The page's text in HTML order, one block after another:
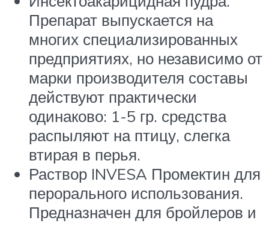
Препарат выпускается на
многих специализированных
предприятиях, но независимо от
марки производителя составы
действуют практически
одинаково: 1-5 гр. средства
распыляют на птицу, слегка
втирая в перья.
Раствор INVESA Промектин для
перорального использования.
Предназначен для бройлеров и